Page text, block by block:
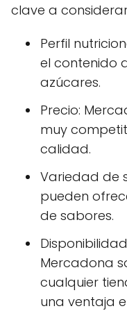
clave a
Perfil
el contenido
azúcares.
Precio:
muy
calidad.
Variedad de
pueden
de sabores.
Mercadona
cualquier
una ventaja